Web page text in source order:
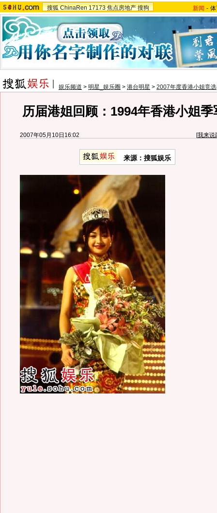
搜狐 ChinaRen 17173 焦点房地产 搜狗 新闻 -
娱乐频道 > 明星_娱乐圈 > 港台明星 > 2007年度香港小姐竞选
历届港姐回顾：1994年香港小姐
2007年05月10日16:02 [我来说
来源：搜狐娱乐